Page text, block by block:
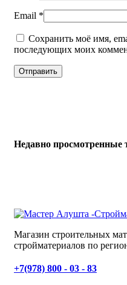
Email *
Сохранить моё имя,
последующих моих
Недавно просмотренные
Магазин строительных
стройматериалов по
+7(978) 800 - 03 - 83